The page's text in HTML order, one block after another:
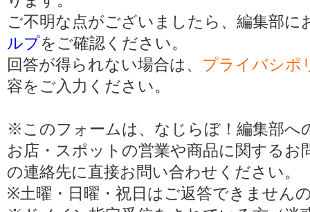
ご不明な点がございましたら、編集部
ルプをご確認ください。
回答が得られない場合は、 プライバシポ
容をご入力ください。
※このフォームは、なじらぼ！編集部へ
お店・スポットの営業や商品に関する
の連絡先に直接お問い合わせください。
※土曜・日曜・祝日はご返答できません